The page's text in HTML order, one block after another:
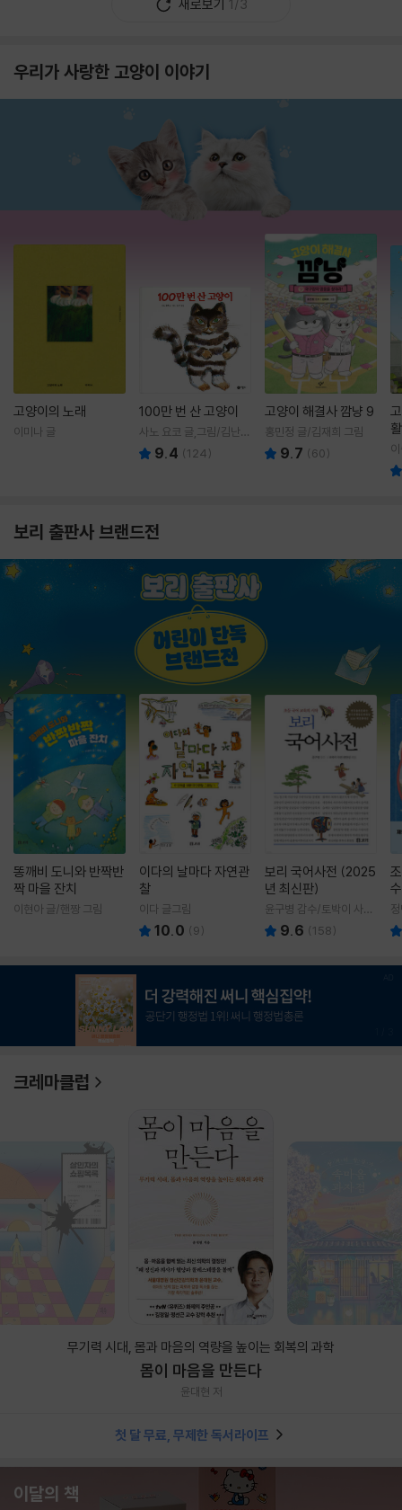
새로보기 1/3
우리가 사랑한 고양이 이야기
고양이의 노래
이미나 글
100만 번 산 고양이
사노 요코 글,그림/김난주
역 9.4 (124)
고양이 해결사 깜냥 9
홍민정 글/김재희 그림
9.7 (60)
보리 출판사 브랜드전
똥깨비 도니와 반짝반
짝 마을 잔치
이현아 글/핸짱 그림
이다의 날마다 자연관
찰
이다 글그림
10.0 (9)
보리 국어사전 (2025
년 최신판)
윤구병 감수/토박이 사전
편찬실 편
9.6 (158)
크레마클럽
무기력 시대, 몸과 마음의 역량을 높이는 회복의 과학
몸이 마음을 만든다
윤대현 저
첫 달 무료, 무제한 독서라이프
이달의 책